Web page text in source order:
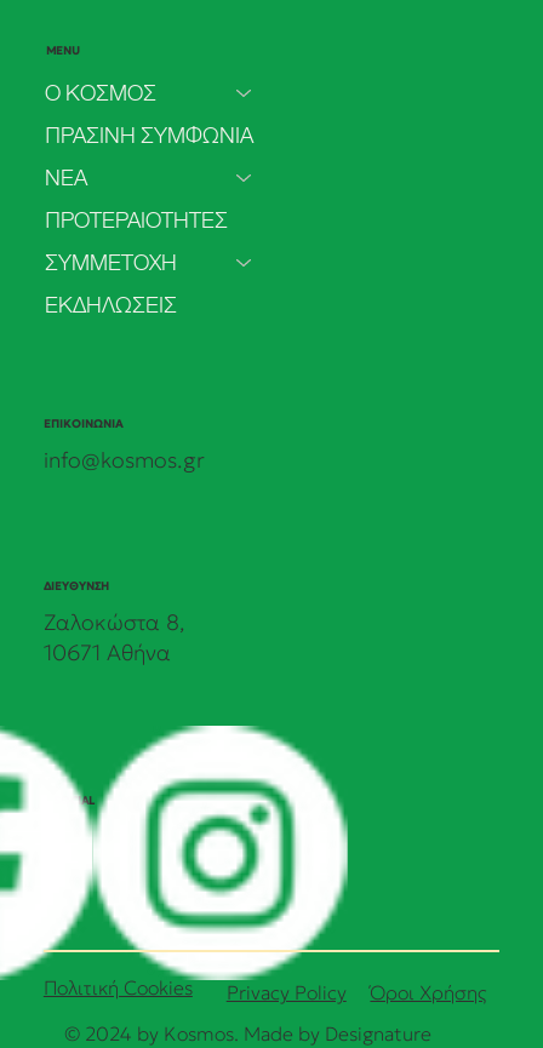
Οικολογικό Δίλημμα του Αιώνα
MENU
Ο ΚΟΣΜΟΣ
ΠΡΑΣΙΝΗ ΣΥΜΦΩΝΙΑ
ΝΕΑ
ΠΡΟΤΕΡΑΙΟΤΗΤΕΣ
ΣΥΜΜΕΤΟΧΗ
ΕΚΔΗΛΩΣΕΙΣ
ΕΠΙΚΟΙΝΩΝΙΑ
info@kosmos.gr
ΔΙΕΥΘΥΝΣΗ
Ζαλοκώστα 8,
10671 Αθήνα
SOCIAL
© 2024 by Kosmos. Made by Designature
Πολιτική Cookies Όροι Χρήσης
Privacy Policy